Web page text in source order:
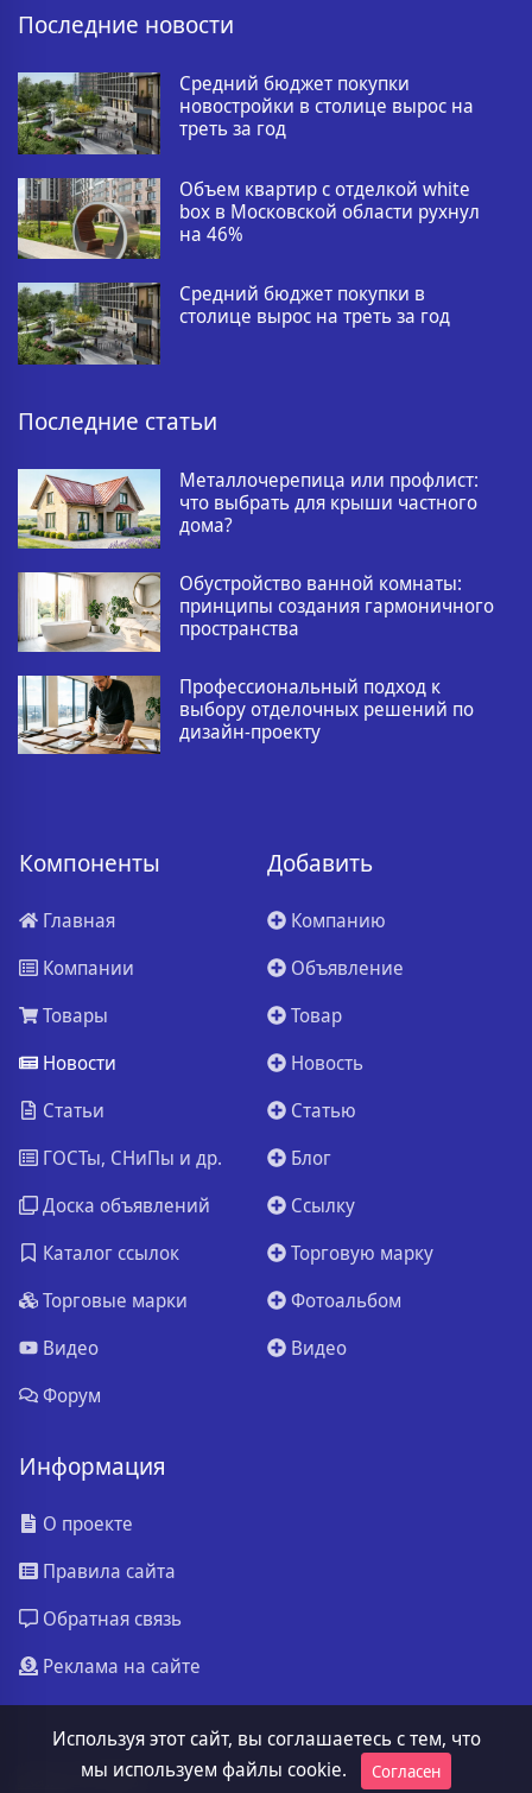
Последние новости
Средний бюджет покупки
новостройки в столице вырос на
треть за год
Объем квартир с отделкой white
box в Московской области рухнул
на 46%
Средний бюджет покупки в
столице вырос на треть за год
Последние статьи
Металлочерепица или профлист:
что выбрать для крыши частного
дома?
Обустройство ванной комнаты:
принципы создания гармоничного
пространства
Профессиональный подход к
выбору отделочных решений по
дизайн-проекту
Компоненты
Главная
Компании
Товары
Новости
Статьи
ГОСТы, СНиПы и др.
Доска объявлений
Каталог ссылок
Торговые марки
Видео
Форум
Добавить
Компанию
Объявление
Товар
Новость
Статью
Блог
Ссылку
Торговую марку
Фотоальбом
Видео
Информация
О проекте
Правила сайта
Обратная связь
Реклама на сайте
© 2026
Используя этот сайт, вы соглашаетесь с тем, что
мы используем файлы cookie.
Согласен